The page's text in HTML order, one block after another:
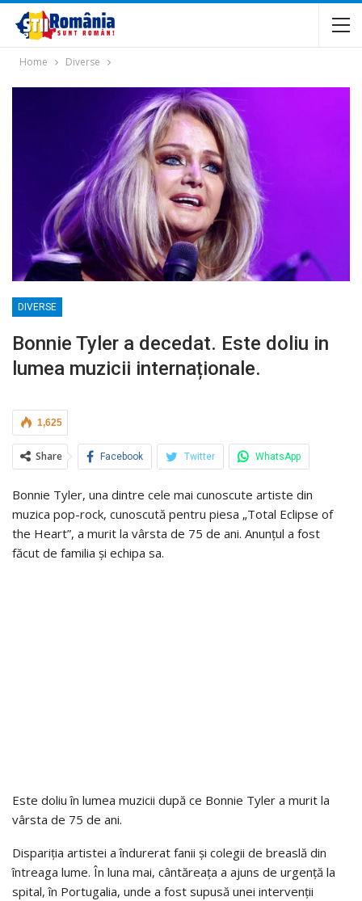
Home Diverse
DIVERSE
Bonnie Tyler a decedat. Este doliu in
lumea muzicii internaționale.
1,625
Share Facebook Twitter WhatsApp
Bonnie Tyler, una dintre cele mai cunoscute artiste din
muzica pop-rock, cunoscută pentru piesa „Total Eclipse of
the Heart”, a murit la vârsta de 75 de ani. Anunțul a fost
făcut de familia și echipa sa.
Este doliu în lumea muzicii după ce Bonnie Tyler a murit la
vârsta de 75 de ani.
Dispariția artistei a îndurerat fanii și colegii de breaslă din
întreaga lume. În luna mai, cântăreața a ajuns de urgență la
spital, în Portugalia, unde a fost supusă unei intervenții